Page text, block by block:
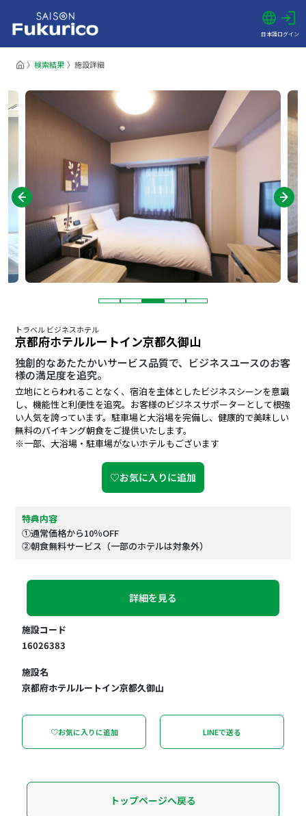
日本語ログイン
検索結果 施設詳細
トラベル ビジネスホテル
京都府ホテルルートイン京都久御山
独創的なあたたかいサービス品質で、ビジネスユースのお客
様の満足度を追究。
立地にとらわれることなく、宿泊を主体としたビジネスシーンを意識
し、機能性と利便性を追究。お客様のビジネスサポーターとして根強
い人気を誇っています。駐車場と大浴場を完備し、健康的で美味しい
無料のバイキング朝食をご提供いたします。
※一部、大浴場・駐車場がないホテルもございます
♡お気に入りに追加
特典内容
①通常価格から10％OFF
②朝食無料サービス（一部のホテルは対象外）
詳細を見る
施設コード
16026383
施設名
京都府ホテルルートイン京都久御山
♡お気に入りに追加 LINEで送る
トップページへ戻る